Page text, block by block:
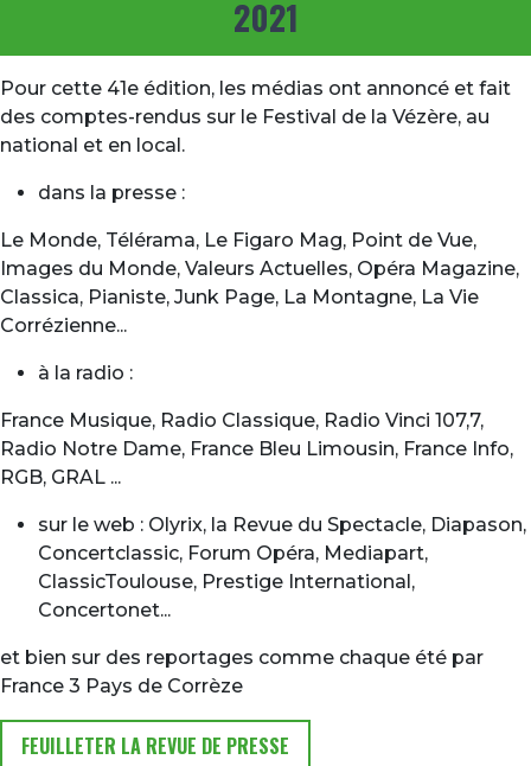
2021
Pour cette 41e édition, les médias ont annoncé et fait
des comptes-rendus sur le Festival de la Vézère, au
national et en local.
dans la presse :
Le Monde, Télérama, Le Figaro Mag, Point de Vue,
Images du Monde, Valeurs Actuelles, Opéra Magazine,
Classica, Pianiste, Junk Page, La Montagne, La Vie
Corrézienne...
à la radio :
France Musique, Radio Classique, Radio Vinci 107,7,
Radio Notre Dame, France Bleu Limousin, France Info,
RGB, GRAL ...
sur le web : Olyrix, la Revue du Spectacle, Diapason,
Concertclassic, Forum Opéra, Mediapart,
ClassicToulouse, Prestige International,
Concertonet...
et bien sur des reportages comme chaque été par
France 3 Pays de Corrèze
FEUILLETER LA REVUE DE PRESSE